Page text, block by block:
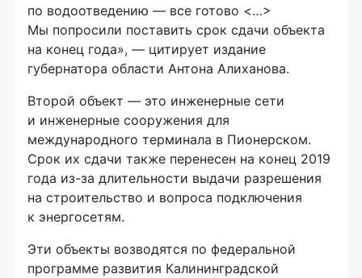
по водоотведению — все готово <…>
Мы попросили поставить срок сдачи объекта
на конец года», — цитирует издание
губернатора области Антона Алиханова.
Второй объект — это инженерные сети
и инженерные сооружения для
международного терминала в Пионерском.
Срок их сдачи также перенесен на конец 2019
года из-за длительности выдачи разрешения
на строительство и вопроса подключения
к энергосетям.
Эти объекты возводятся по федеральной
программе развития Калининградской